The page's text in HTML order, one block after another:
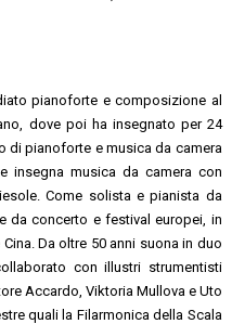
pianoforte e composizione al
dove poi ha insegnato per 24
di pianoforte e musica da camera
insegna musica da camera con
Come solista e pianista da
da concerto e festival europei, in
Da oltre 50 anni suona in duo
con illustri strumentisti
Accardo, Viktoria Mullova e Uto
quali la Filarmonica della Scala